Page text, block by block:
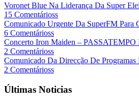
Voronet Blue Na Liderança Da Super
15 Comentárioss
Comunicado Urgente Da SuperFM Para
6 Comentárioss
Concerto Iron Maiden –
2 Comentárioss
Comunicado Da Direcção De
2 Comentárioss
Últimas Noticias